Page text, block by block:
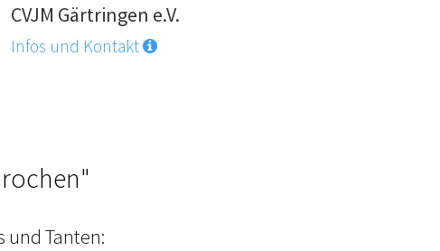
CVJM Gärtringen e.V.
Infos und Kontakt
und Tanten: